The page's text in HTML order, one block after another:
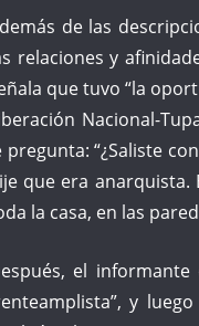
de las
relaciones y
que tuvo “la
Nacional-
pregunta: “¿Saliste
que era anarquista.
la casa, en las
el
y